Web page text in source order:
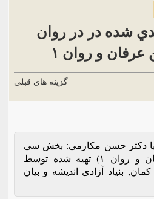
شده در در روان
و روان ۱
گزینه های قبلی
با دکتر حسن مکارمی: بخش سی
و پنج (رابطه بین عرفان و روان ۱) تهیه شده توسط
کمان, بنیاد آزادی اندیشه و بیان